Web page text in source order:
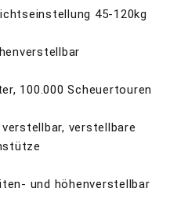
45-120kg
100.000 Scheuertouren
verstellbare
und höhenverstellbar